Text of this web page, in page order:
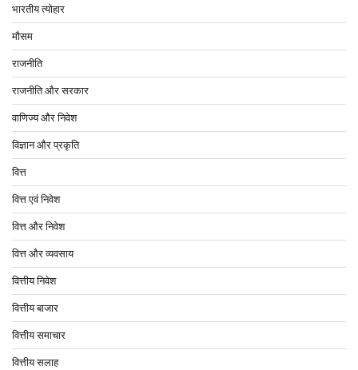
भारतीय त्योहार
मौसम
राजनीति
राजनीति और सरकार
वाणिज्य और निवेश
विज्ञान और प्रकृति
वित्त
वित्त एवं निवेश
वित्त और निवेश
वित्त और व्यवसाय
वित्तीय निवेश
वित्तीय बाजार
वित्तीय समाचार
वित्तीय सलाह